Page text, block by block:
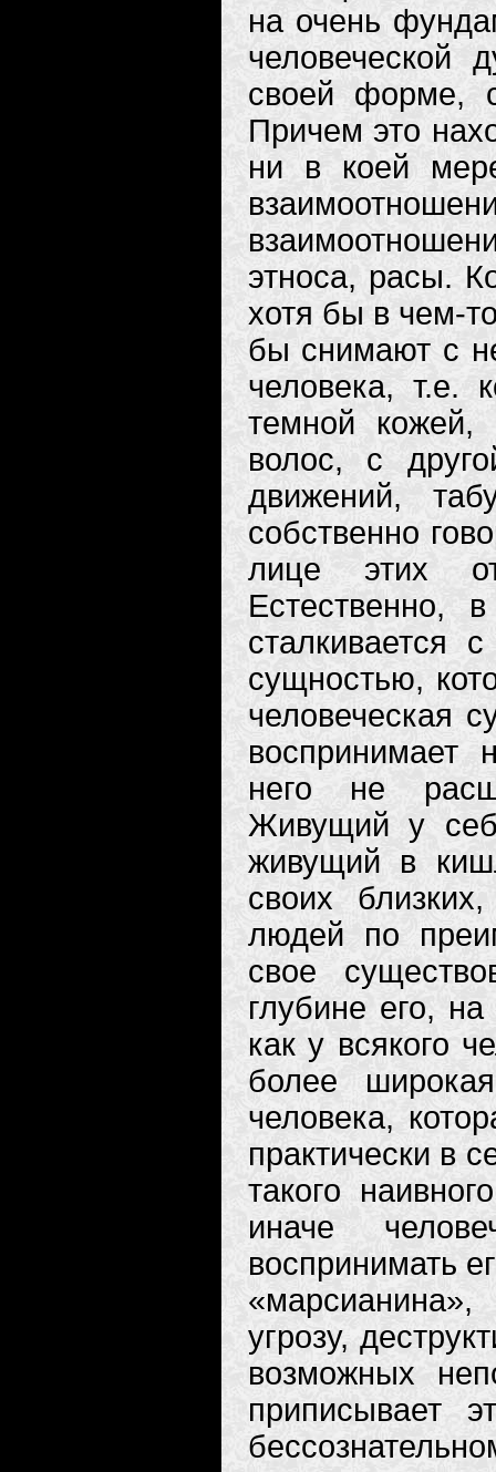
на очень
человеческой
своей форме,
Причем это
ни в коей
этноса, расы.
хотя бы в чем-
бы снимают с
человека, т.е.
темной
волос, с
движений,
собственно
лице этих
Естественно,
сталкивается
сущностью,
человеческая
него не
Живущий у
живущий в
своих
людей по
свое
глубине его,
как у всякого
более
человека,
практически в
такого
иначе
воспринимать
угрозу,
возможных
приписывает